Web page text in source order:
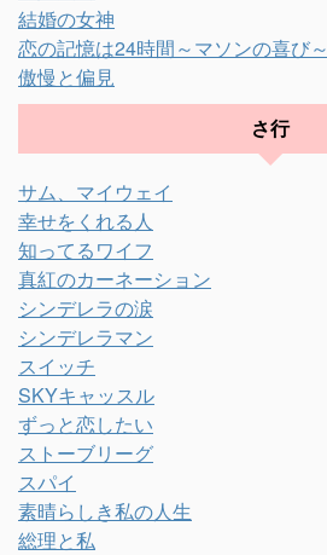
結婚の女神
恋の記憶は24時間～マソンの喜び～
傲慢と偏見
さ行
サム、マイウェイ
幸せをくれる人
知ってるワイフ
真紅のカーネーション
シンデレラの涙
シンデレラマン
スイッチ
SKYキャッスル
ずっと恋したい
ストーブリーグ
スパイ
素晴らしき私の人生
総理と私